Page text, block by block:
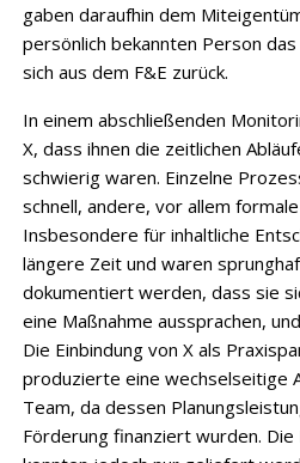
gaben daraufhin dem
persönlich bekannten Person
sich aus dem F&E zurück.
In einem abschließenden
X, dass ihnen die zeitlichen
schwierig waren. Einzelne
schnell, andere, vor allem
Insbesondere für inhaltliche
längere Zeit und waren
dokumentiert werden, dass sie
eine Maßnahme aussprachen,
Die Einbindung von X als
produzierte eine wechselseitige
Team, da dessen
Förderung finanziert wurden. Die